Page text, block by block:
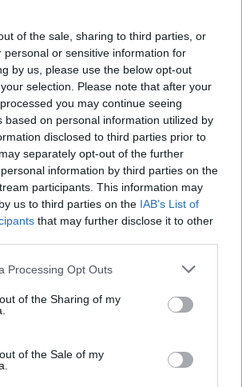
of the sale, sharing to third parties, or
personal or sensitive information for
by us, please use the below opt-out
selection. Please note that after your
you may continue seeing
based on personal information utilized by
disclosed to third parties prior to
separately opt-out of the further
information by third parties on the
participants. This information may
us to third parties on the IAB’s List of
that may further disclose it to other
Processing Opt Outs
of the Sharing of my
of the Sale of my
Χριστοφόρου & Κώστας
«Παράδεισος»
& John Vlaseros – «High
Me»
– «Play It!»
ψηφοφορία, η επιλογή του
με συνδυασμό ψήφων. Το50%
μέσω televoting,
επιτροπή και25%
από διεθνή
Πρόεδρος της ελληνικής